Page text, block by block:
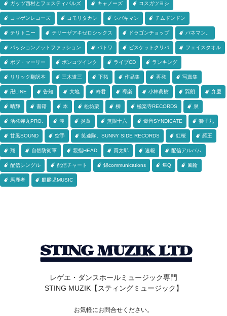
ガッツ西村とフェスティバルズ キャノーズ コスガツヨシ
コマゲンレコーズ コモリタカシ シバキマン チムドンドン
テリトニー テリーザアキゼロシックス ドラゴンチョップ バネマン。
パッションノットファッション パトワ ビスケットクリバ フェイスタオル
ボブ・マーリー ポンコツインク ライブCD ランキング
リリック翻訳本 三木道三 下拓 作品集 再発 写真集
卍LINE 告知 大地 寿君 導楽 小林眞樹 巽朗 弁慶
晴輝 書籍 本 松坊栗 柳 極楽寺RECORDS 泉
活発弾丸PRO. 湊 炎童 無限十六 爆音SYNDICATE 獅子丸
甘風SOUND 空手 笑連隊、SUNNY SIDE RECORDS 紅桜 羅王
翔 自然防衛軍 親指HEAD 貫太郎 速報 配信アルバム
配信シングル 配信チャート 錦communications 隼Q 風輪
馬鹿者 麒麟児MUSIC
レゲエ・ダンスホールミュージック専門
STING MUZIK【スティングミュージック】
お気軽にお問合せください。